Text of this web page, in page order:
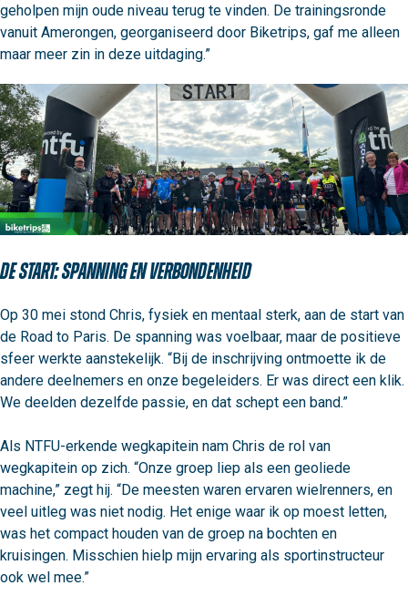
geholpen mijn oude niveau terug te vinden. De trainingsronde
vanuit Amerongen, georganiseerd door Biketrips, gaf me alleen
maar meer zin in deze uitdaging.”
De start: spanning en verbondenheid
Op 30 mei stond Chris, fysiek en mentaal sterk, aan de start van
de Road to Paris. De spanning was voelbaar, maar de positieve
sfeer werkte aanstekelijk. “Bij de inschrijving ontmoette ik de
andere deelnemers en onze begeleiders. Er was direct een klik.
We deelden dezelfde passie, en dat schept een band.”
Als NTFU-erkende wegkapitein nam Chris de rol van
wegkapitein op zich. “Onze groep liep als een geoliede
machine,” zegt hij. “De meesten waren ervaren wielrenners, en
veel uitleg was niet nodig. Het enige waar ik op moest letten,
was het compact houden van de groep na bochten en
kruisingen. Misschien hielp mijn ervaring als sportinstructeur
ook wel mee.”